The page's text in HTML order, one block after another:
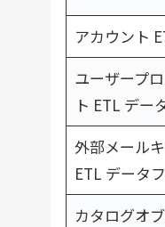
アカウント
ユーザープ
ト ETL デー
外部メール
ETL データ
カタログオ